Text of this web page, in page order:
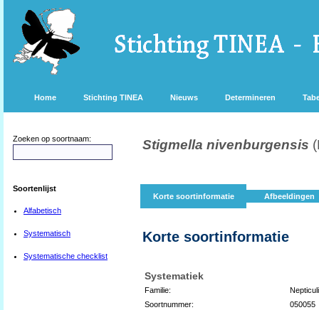
Home Stichting TINEA Nieuws Determineren
Zoeken op soortnaam:
Soortenlijst
Alfabetisch
Systematisch
Systematische checklist
Stigmella nivenburgensis
Korte soortinformatie Afbeeldingen
Korte soortinformatie
Systematiek
Familie:
Soortnummer:
050055